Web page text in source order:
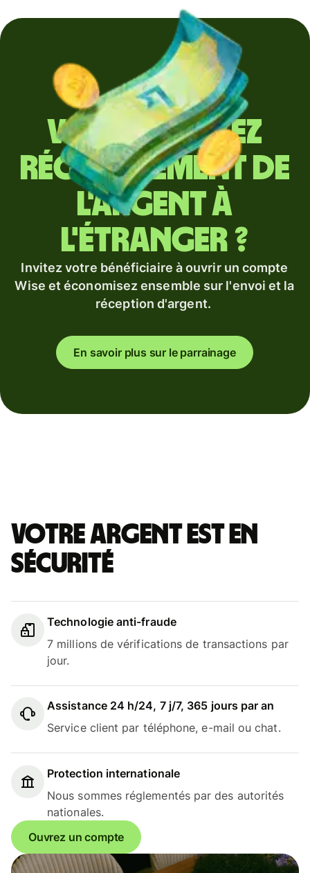
Vous envoyez
régulièrement de
l'argent à
l'étranger ?
Invitez votre bénéficiaire à ouvrir un compte
Wise et économisez ensemble sur l'envoi et la
réception d'argent.
En savoir plus sur le parrainage
Votre argent est en
sécurité
Technologie anti-fraude
7 millions de vérifications de transactions par
jour.
Assistance 24 h/24, 7 j/7, 365 jours par an
Service client par téléphone, e-mail ou chat.
Protection internationale
Nous sommes réglementés par des autorités
nationales.
Ouvrez un compte